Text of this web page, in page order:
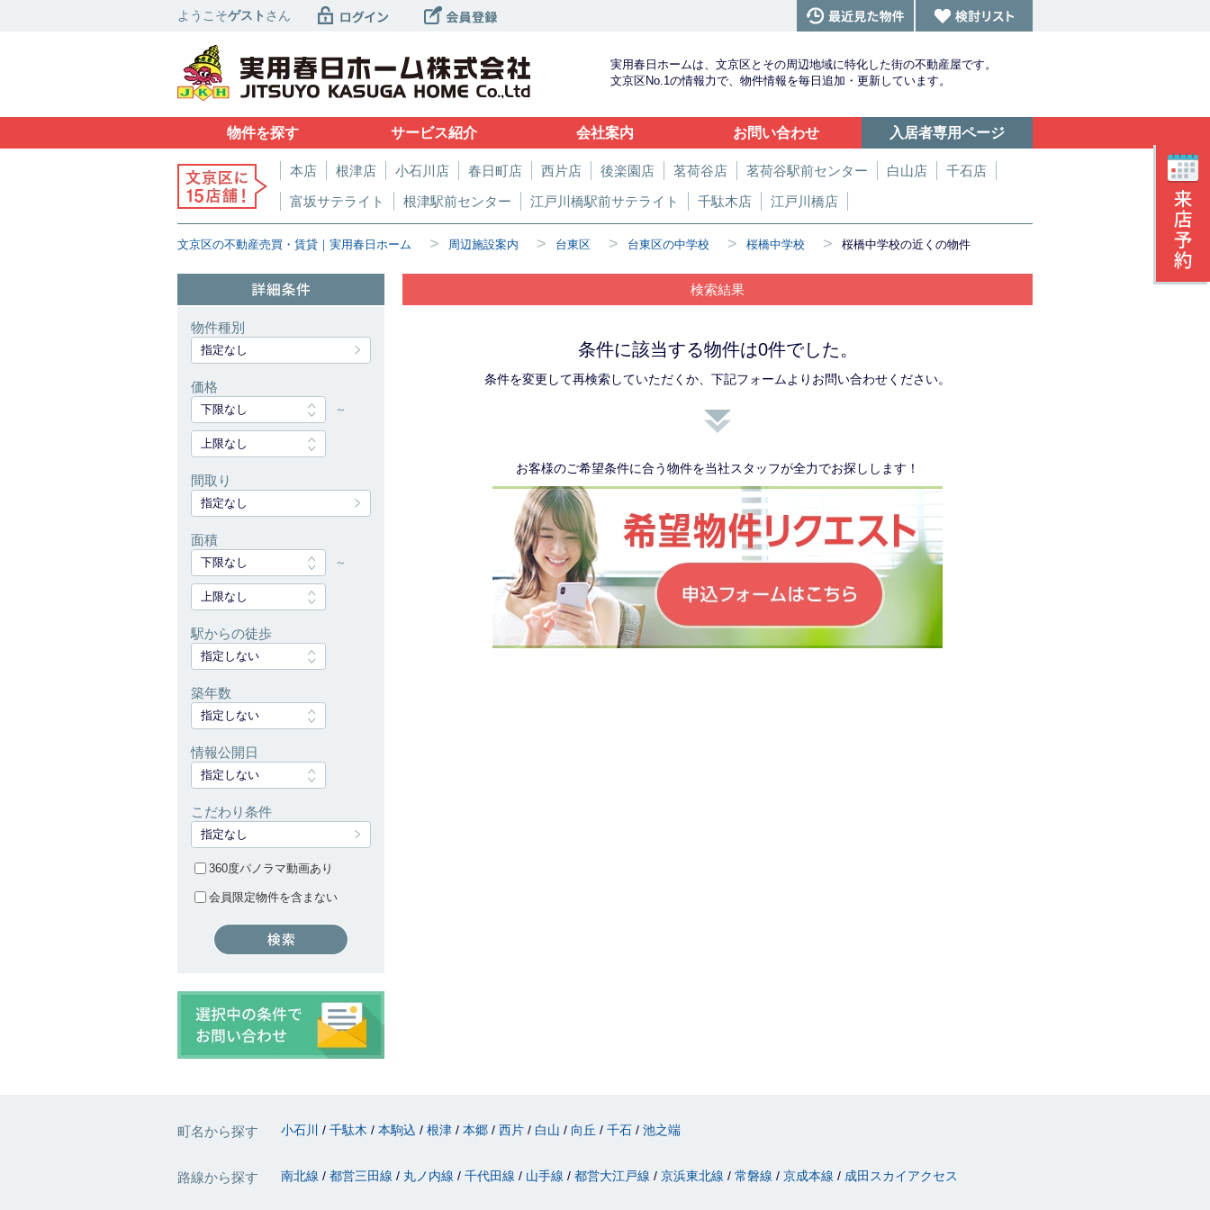
ようこそゲスト さん
実用春日ホームは、文京区とその周辺地域に特化した街の不動産屋です。
文京区No.1の情報力で、物件情報を毎日追加・更新しています。
物件を探す サービス紹介 会社案内 お問い合わせ 入居者専用ページ
本店 根津店 小石川店 春日町店 西片店 後楽園店 茗荷谷店 茗荷谷駅前センター 白山店
千石店
富坂サテライト
根津駅前センター 江戸川橋駅前サテライト 千駄木店 江戸川橋店
文京区の不動産売買・賃貸｜実用春日ホーム > 周辺施設案内 > 台東区 > 台東区の中学校 > 桜橋中学校 > 桜橋中学校の近くの物件
検索結果
条件に該当する物件は0件でした。
条件を変更して再検索していただくか、下記フォームよりお問い合わせください。
お客様のご希望条件に合う物件を当社スタッフが全力でお探しします！
物件種別
指定なし
価格
下限なし ～
上限なし
間取り
指定なし
面積
下限なし ～
上限なし
駅からの徒歩
指定しない
築年数
指定しない
情報公開日
指定しない
こだわり条件
指定なし
360度パノラマ動画あり
会員限定物件を含まない
町名から探す 小石川 千駄木 本駒込 根津 本郷 西片 白山 向丘 千石 池之端
路線から探す 南北線 都営三田線 丸ノ内線 千代田線 山手線 都営大江戸線 京浜東北線 常磐線 京成本線 成田スカイアクセス